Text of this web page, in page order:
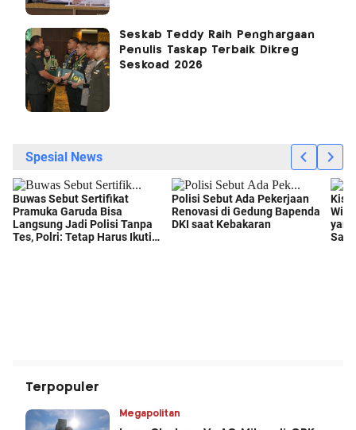
Seskab Teddy Raih Penghargaan
Penulis Taskap Terbaik Dikreg
Seskoad 2026
Terpopuler
Megapolitan